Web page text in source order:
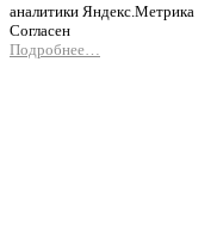
аналитики Яндекс.Метрика
Согласен
Подробнее…